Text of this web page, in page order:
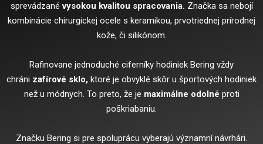
sprevádzanévysokou kvalitou spracovania. Značka sa nebojí
kombinácie chirurgickej ocele s keramikou, prvotriednej prírodnej
kože, či silikónom.
Rafinovane jednoduché ciferníky hodiniek Bering vždy
chráni zafírové sklo, ktoré je obvyklé skôr u športových hodiniek
než u módnych. To preto, že je maximálne odolné proti
poškriabaniu.
Značku Bering si pre spoluprácu vyberajú významní návrhári.